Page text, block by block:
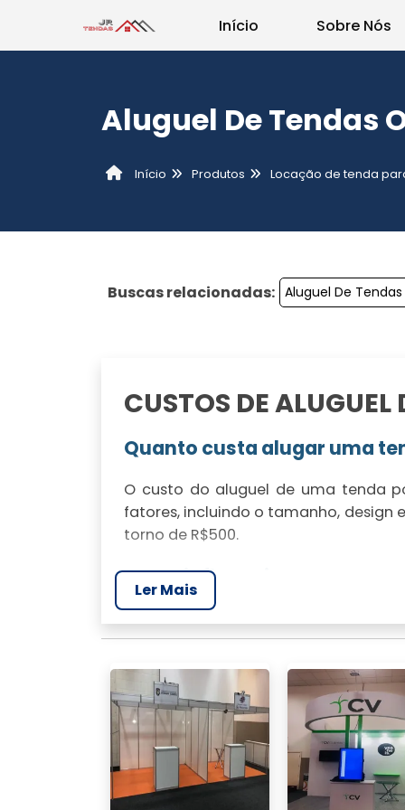
Início Sobre Nós
Aluguel De Tendas
Início Produtos Locação de tenda
Buscas relacionadas: Aluguel De
CUSTOS DE ALUGUEL
Quanto custa alugar uma
O custo do aluguel de uma tenda
fatores, incluindo o tamanho, design
torno de R$500.
O que influencia no preço
adicionais podem afetar o preço
ESCOLHA DA TENDA
A Tenda ideal para seu
Escolher a tenda ideal é crucial
Ler Mais